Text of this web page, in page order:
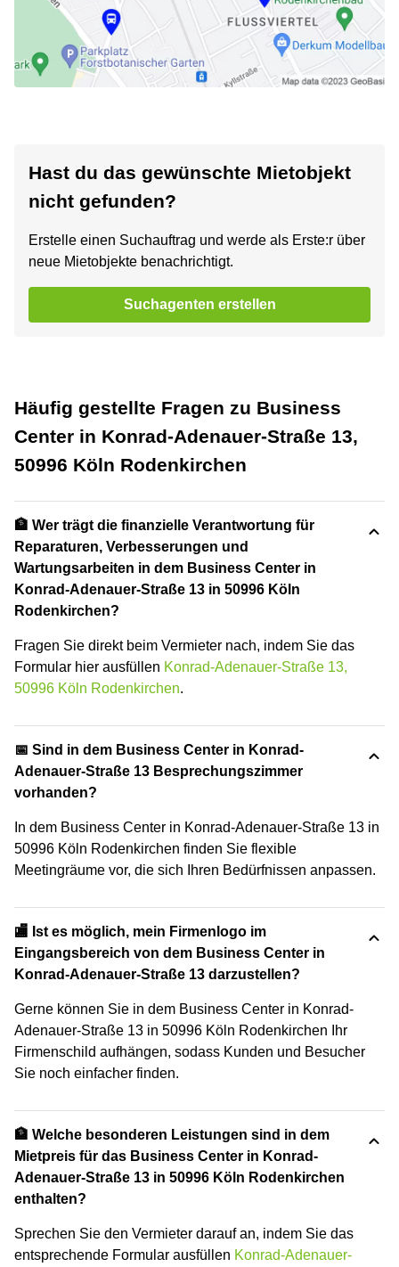
Hast du das gewünschte Mietobjekt
nicht gefunden?
Erstelle einen Suchauftrag und werde als Erste:r über
neue Mietobjekte benachrichtigt.
Suchagenten erstellen
Häufig gestellte Fragen zu Business
Center in Konrad-Adenauer-Straße 13,
50996 Köln Rodenkirchen
🏦 Wer trägt die finanzielle Verantwortung für
Reparaturen, Verbesserungen und
Wartungsarbeiten in dem Business Center in
Konrad-Adenauer-Straße 13 in 50996 Köln
Rodenkirchen?
Fragen Sie direkt beim Vermieter nach, indem Sie das
Formular hier ausfüllen Konrad-Adenauer-Straße 13,
50996 Köln Rodenkirchen.
📅 Sind in dem Business Center in Konrad-
Adenauer-Straße 13 Besprechungszimmer
vorhanden?
In dem Business Center in Konrad-Adenauer-Straße 13 in
50996 Köln Rodenkirchen finden Sie flexible
Meetingräume vor, die sich Ihren Bedürfnissen anpassen.
🏬 Ist es möglich, mein Firmenlogo im
Eingangsbereich von dem Business Center in
Konrad-Adenauer-Straße 13 darzustellen?
Gerne können Sie in dem Business Center in Konrad-
Adenauer-Straße 13 in 50996 Köln Rodenkirchen Ihr
Firmenschild aufhängen, sodass Kunden und Besucher
Sie noch einfacher finden.
🏦 Welche besonderen Leistungen sind in dem
Mietpreis für das Business Center in Konrad-
Adenauer-Straße 13 in 50996 Köln Rodenkirchen
enthalten?
Sprechen Sie den Vermieter darauf an, indem Sie das
entsprechende Formular ausfüllen Konrad-Adenauer-